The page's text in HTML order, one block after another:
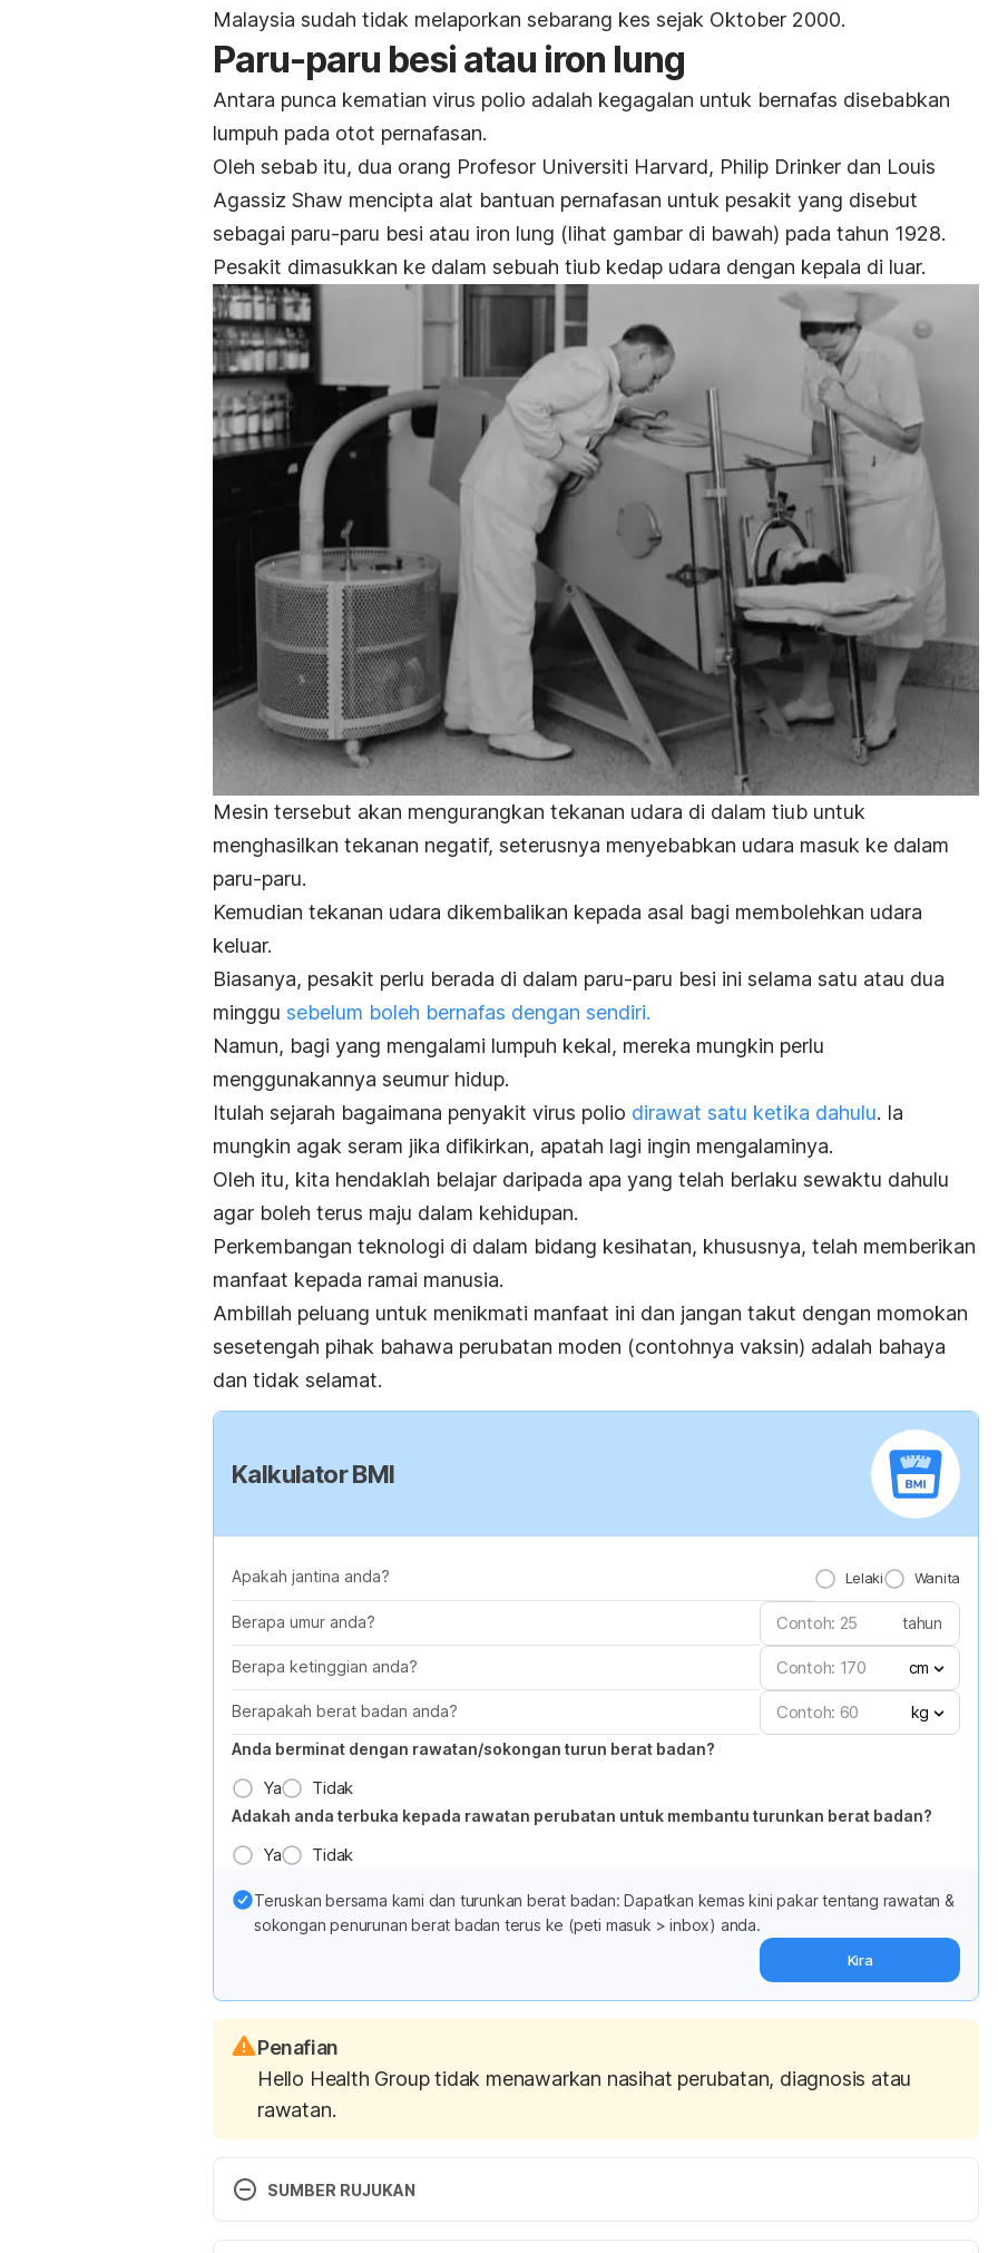
Malaysia sudah tidak melaporkan sebarang kes sejak Oktober 2000.
Paru-paru besi atau iron lung
Antara punca kematian virus polio adalah kegagalan untuk bernafas disebabkan
lumpuh pada otot pernafasan.
Oleh sebab itu, dua orang Profesor Universiti Harvard, Philip Drinker dan Louis
Agassiz Shaw mencipta alat bantuan pernafasan untuk pesakit yang disebut
sebagai paru-paru besi atau iron lung (lihat gambar di bawah) pada tahun 1928.
Pesakit dimasukkan ke dalam sebuah tiub kedap udara dengan kepala di luar.
Mesin tersebut akan mengurangkan tekanan udara di dalam tiub untuk
menghasilkan tekanan negatif, seterusnya menyebabkan udara masuk ke dalam
paru-paru.
Kemudian tekanan udara dikembalikan kepada asal bagi membolehkan udara
keluar.
Biasanya, pesakit perlu berada di dalam paru-paru besi ini selama satu atau dua
minggu sebelum boleh bernafas dengan sendiri.
Namun, bagi yang mengalami lumpuh kekal, mereka mungkin perlu
menggunakannya seumur hidup.
Itulah sejarah bagaimana penyakit virus polio dirawat satu ketika dahulu. Ia
mungkin agak seram jika difikirkan, apatah lagi ingin mengalaminya.
Oleh itu, kita hendaklah belajar daripada apa yang telah berlaku sewaktu dahulu
agar boleh terus maju dalam kehidupan.
Perkembangan teknologi di dalam bidang kesihatan, khususnya, telah memberikan
manfaat kepada ramai manusia.
Ambillah peluang untuk menikmati manfaat ini dan jangan takut dengan momokan
sesetengah pihak bahawa perubatan moden (contohnya vaksin) adalah bahaya
dan tidak selamat.
Kalkulator BMI
Apakah jantina anda? Lelaki Wanita
Berapa umur anda? tahun
Berapa ketinggian anda? cm
Berapakah berat badan anda?
kg
Anda berminat dengan rawatan/sokongan turun berat badan?
Ya Tidak
Adakah anda terbuka kepada rawatan perubatan untuk membantu turunkan berat badan?
Ya Tidak
Teruskan bersama kami dan turunkan berat badan: Dapatkan kemas kini pakar tentang rawatan &
sokongan penurunan berat badan terus ke (peti masuk > inbox) anda.
Kira
Penafian
Hello Health Group tidak menawarkan nasihat perubatan, diagnosis atau
rawatan.
SUMBER RUJUKAN